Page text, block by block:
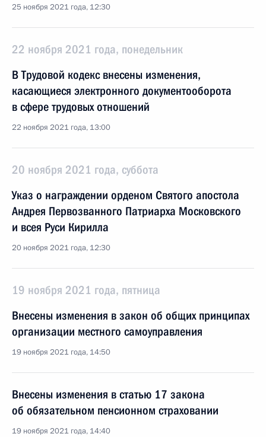
25 ноября 2021 года, 12:30
22 ноября 2021 года, понедельник
В Трудовой кодекс внесены изменения,
касающиеся электронного документооборота
в сфере трудовых отношений
22 ноября 2021 года, 13:00
20 ноября 2021 года, суббота
Указ о награждении орденом Святого апостола
Андрея Первозванного Патриарха Московского
и всея Руси Кирилла
20 ноября 2021 года, 12:30
19 ноября 2021 года, пятница
Внесены изменения в закон об общих принципах
организации местного самоуправления
19 ноября 2021 года, 14:50
Внесены изменения в статью 17 закона
об обязательном пенсионном страховании
19 ноября 2021 года, 14:40